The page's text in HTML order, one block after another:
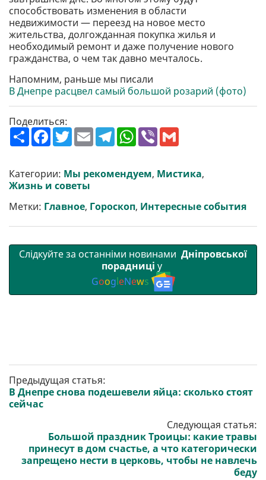
способствовать изменения в области
недвижимости — переезд на новое место
жительства, долгожданная покупка жилья и
необходимый ремонт и даже получение нового
гражданства, о чем так давно мечталось.
Напомним, раньше мы писали
В Днепре расцвел самый большой розарий (фото)
Поделиться:
П
о
р
и
т
F
a
b
o
o
T
w
t
e
r
E
m
l
T
e
g
r
W
h
s
A
V
r l
Категории: Мы рекомендуем, Мистика,
Жизнь и советы
Метки: Главное, Гороскоп, Интересные события
Слідкуйте за останніми новинами Дніпровської
порадниці у
GoogleNews
Предыдущая статья:
В Днепре снова подешевели яйца: сколько стоят
сейчас
Следующая статья:
Большой праздник Троицы: какие травы
принесут в дом счастье, а что категорически
запрещено нести в церковь, чтобы не навлечь
беду